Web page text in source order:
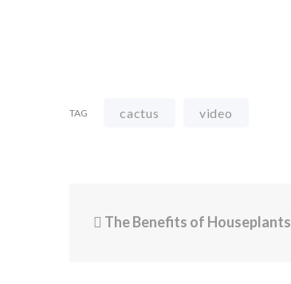
TAG cactus video
The Benefits of Houseplants